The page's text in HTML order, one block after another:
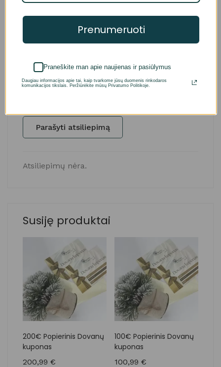
Atsiliepimai (0) Klausimai
Įvertinimai ir atsiliepimai
Parašyti atsiliepimą
Atsiliepimų nėra.
Susiję produktai
200€ Popierinis Dovanų
kuponas
200,99 €
100€ Popierinis Dovanų
kuponas
100,99 €
Prenumeruoti
Praneškite man apie naujienas ir pasiūlymus
Daugiau informacijos apie tai, kaip tvarkome jūsų duomenis rinkodaros
komunikacijos tikslais. Peržiūrėkite mūsų Privatumo Politikoje.